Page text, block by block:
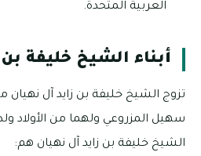
العربية المتحدة.
أبناء الشيخ خليفة
تزوج الشيخ خليفة بن زايد آل
سهيل المزروعي ولهما من الأولاد
الشيخ خليفة بن زايد آل نهيان هم: